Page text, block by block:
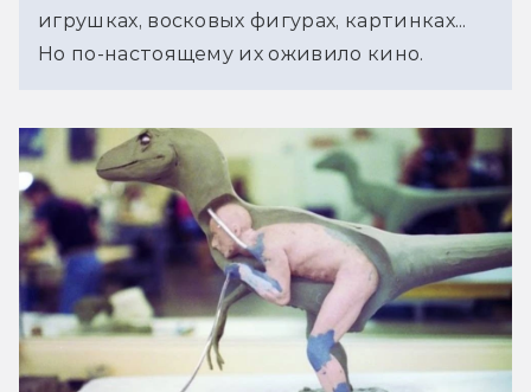
игрушках, восковых фигурах, картинках...
Но по-настоящему их оживило кино.